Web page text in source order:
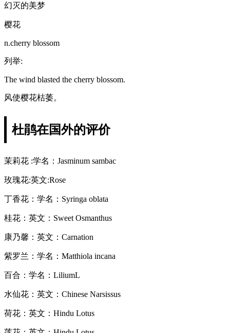
幻灭的美梦
樱花
n.cherry blossom
列举:
The wind blasted the cherry blossom.
风使樱花枯萎。
杜鹃在国外的评价
茉莉花 :学名：Jasminum sambac
玫瑰花:英文:Rose
丁香花：学名：Syringa oblata
桂花：英文：Sweet Osmanthus
康乃馨：英文：Carnation
紫罗兰：学名：Matthiola incana
百合：学名：LiliumL
水仙花：英文：Chinese Narsissus
荷花：英文：Hindu Lotus